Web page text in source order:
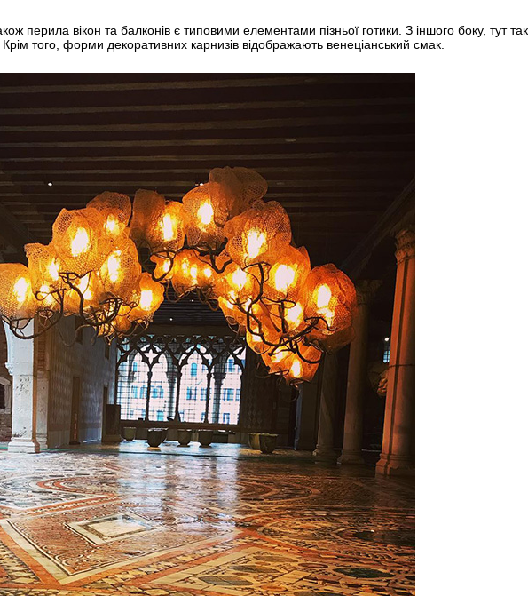
перила вікон та балконів є типовими елементами пізньої готики. З іншого боку, тут
того, форми декоративних карнизів відображають венеціанський смак.